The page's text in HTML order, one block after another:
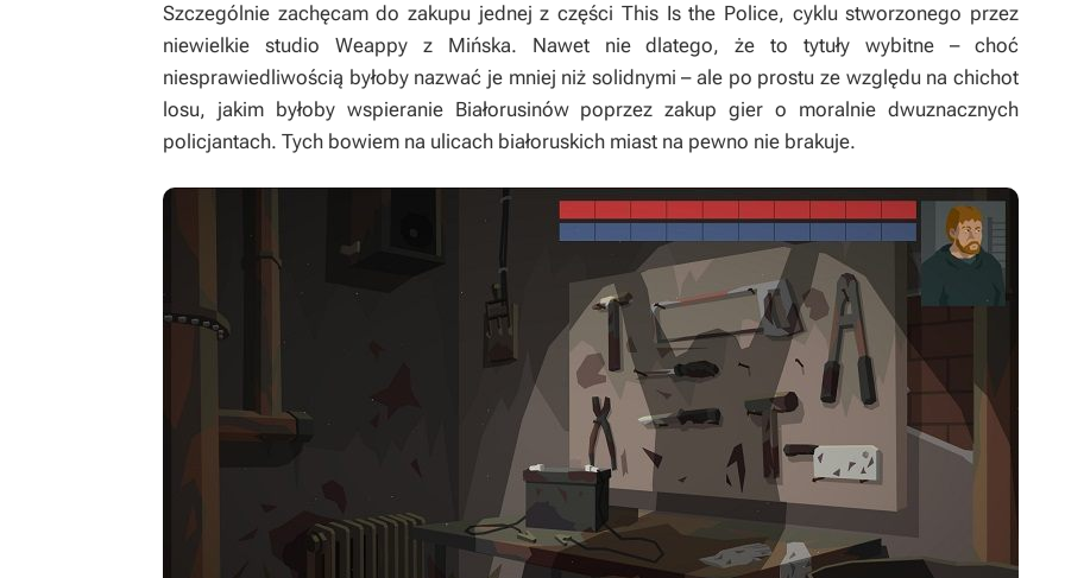
Szczególnie zachęcam do zakupu jednej z części This Is the Police, cyklu stworzonego przez
niewielkie studio Weappy z Mińska. Nawet nie dlatego, że to tytuły wybitne – choć
niesprawiedliwością byłoby nazwać je mniej niż solidnymi – ale po prostu ze względu na chichot
losu, jakim byłoby wspieranie Białorusinów poprzez zakup gier o moralnie dwuznacznych
policjantach. Tych bowiem na ulicach białoruskich miast na pewno nie brakuje.